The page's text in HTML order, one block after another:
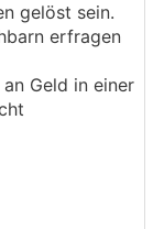
gelöst sein.
erfragen
Geld in einer